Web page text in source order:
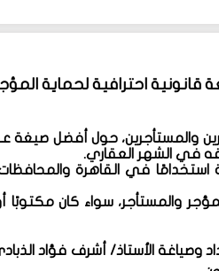
احترافية لحماية
والمستأجرين، حول أفضل صيغة
في الشهر العقاري.
استخدامًا في القاهرة
والمستأجر، سواء كان مكتوبًا
وصياغة الأستاذ/ أشرف فؤاد